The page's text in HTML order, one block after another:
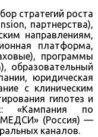
стратегий роста
партнерства),
направлениям,
платформа,
программы
образовательный
юридическая
с клиническим
гипотез и
«Кампания по
МЕДСИ» (Россия) —
каналов.